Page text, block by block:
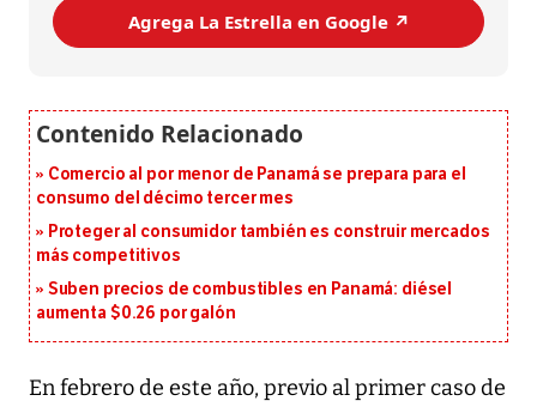
Agrega La Estrella en Google ↗️
Comercio al por menor de Panamá se prepara para el
consumo del décimo tercer mes
Proteger al consumidor también es construir mercados
más competitivos
Suben precios de combustibles en Panamá: diésel
aumenta $0.26 por galón
En febrero de este año, previo al primer caso de